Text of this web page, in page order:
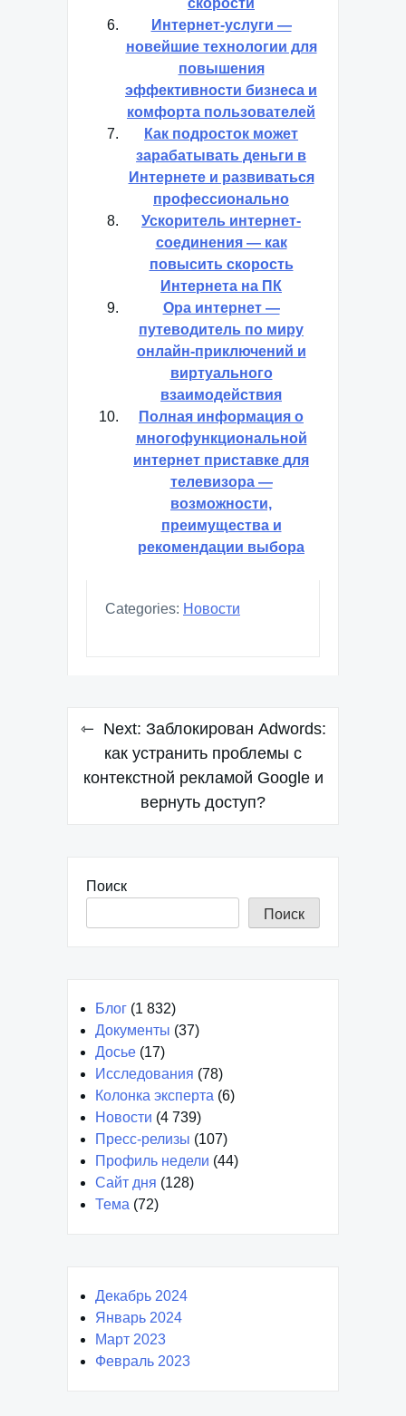
скорости
Интернет-услуги —
новейшие технологии для
повышения
эффективности бизнеса и
комфорта пользователей
Как подросток может
зарабатывать деньги в
Интернете и развиваться
профессионально
Ускоритель интернет-
соединения — как
повысить скорость
Интернета на ПК
Ора интернет —
путеводитель по миру
онлайн-приключений и
виртуального
взаимодействия
Полная информация о
многофункциональной
интернет приставке для
телевизора —
возможности,
преимущества и
рекомендации выбора
Categories: Новости
Навигация
записям
Next: Заблокирован Adwords:
как устранить проблемы с
контекстной рекламой Google и
вернуть доступ?
Поиск
Поиск
Блог (1 832)
Документы (37)
Досье (17)
Исследования (78)
Колонка эксперта (6)
Новости (4 739)
Пресс-релизы (107)
Профиль недели (44)
Сайт дня (128)
Тема (72)
Декабрь 2024
Январь 2024
Март 2023
Февраль 2023